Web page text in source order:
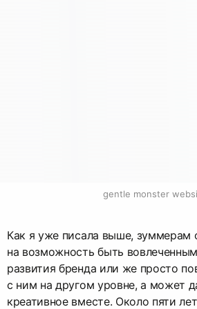
gentle monster
Как я уже писала выше, зуммерам
на возможность быть
развития бренда или же просто
с ним на другом уровне, а может
креативное вместе. Около пяти